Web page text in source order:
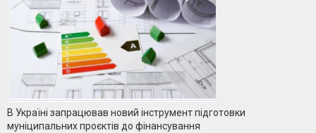
В Україні запрацював новий інструмент підготовки
муніципальних проєктів до фінансування